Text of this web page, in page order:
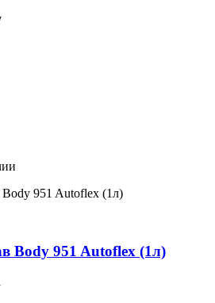
Body 951 Autoflex (1л)